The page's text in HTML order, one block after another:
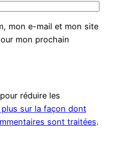
mon e-mail et mon site
mon prochain
réduire les
plus sur la façon dont
sont traitées.